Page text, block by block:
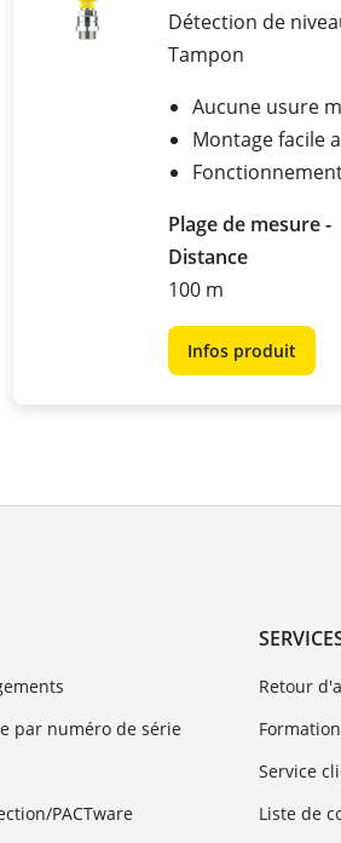
Détection de
Tampon
Aucune usure
Montage facile
Plage de mesure -
Distance
100 m
Infos produit
par numéro de série
PACTware
Retour
Service
Liste de